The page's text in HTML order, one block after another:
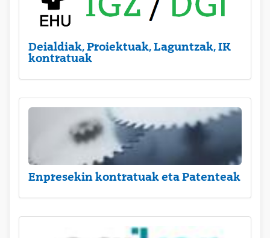
Deialdiak, Proiektuak, Laguntzak, IK
kontratuak
Enpresekin kontratuak eta Patenteak